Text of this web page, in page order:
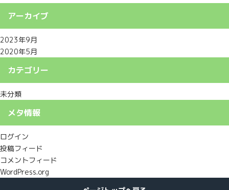
アーカイブ
2023年9月
2020年5月
カテゴリー
未分類
メタ情報
ログイン
投稿フィード
コメントフィード
WordPress.org